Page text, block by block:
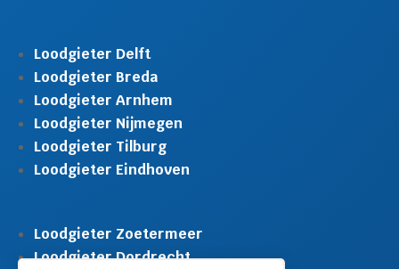
Loodgieter Delft
Loodgieter Breda
Loodgieter Arnhem
Loodgieter Nijmegen
Loodgieter Tilburg
Loodgieter Eindhoven
Loodgieter Zoetermeer
Loodgieter Dordrecht